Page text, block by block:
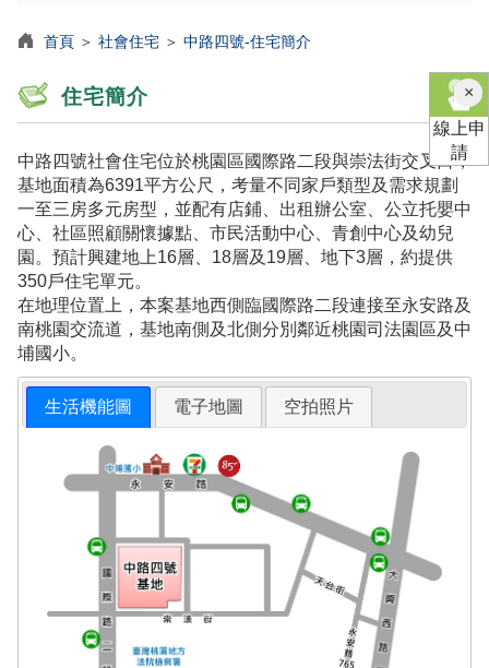
首頁 ＞ 社會住宅 ＞ 中路四號-住宅簡介
住宅簡介
中路四號社會住宅位於桃園區國際路二段與崇法街交叉口，
基地面積為6391平方公尺，考量不同家戶類型及需求規劃
一至三房多元房型，並配有店鋪、出租辦公室、公立托嬰中
心、社區照顧關懷據點、市民活動中心、青創中心及幼兒
園。預計興建地上16層、18層及19層、地下3層，約提供
350戶住宅單元。
在地理位置上，本案基地西側臨國際路二段連接至永安路及
南桃園交流道，基地南側及北側分別鄰近桃園司法園區及中
埔國小。
生活機能圖 電子地圖 空拍照片
×關
閉
線上申
請